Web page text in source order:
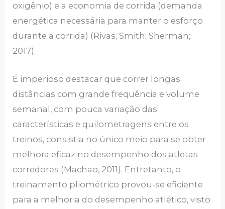
oxigênio) e a economia de corrida (demanda
energética necessária para manter o esforço
durante a corrida) (Rivas; Smith; Sherman;
2017).
É imperioso destacar que correr longas
distâncias com grande frequência e volume
semanal, com pouca variação das
características e quilometragens entre os
treinos, consistia no único meio para se obter
melhora eficaz no desempenho dos atletas
corredores (Machao, 2011). Entretanto, o
treinamento pliométrico provou-se eficiente
para a melhoria do desempenho atlético, visto